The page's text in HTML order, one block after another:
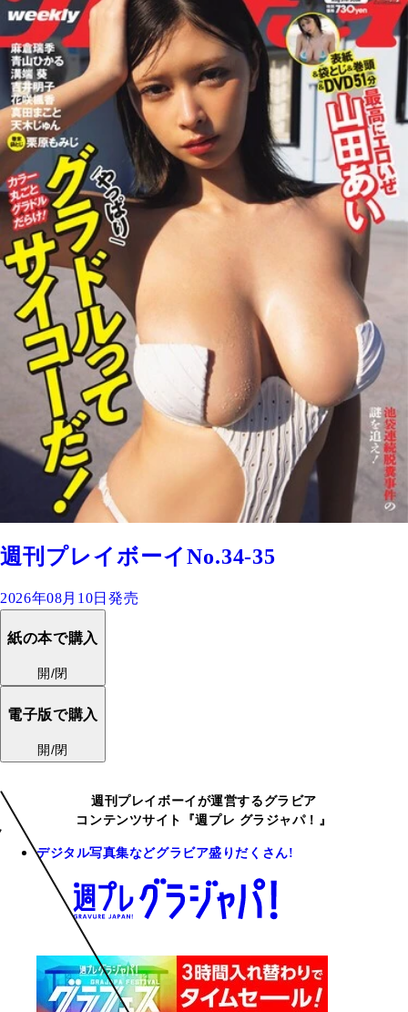
週刊プレイボーイNo.34-35
2026年08月10日発売
紙の本で購入
開/閉
電子版で購入
開/閉
週刊プレイボーイが運営するグラビア
コンテンツサイト『週プレ グラジャパ！』
デジタル写真集などグラビア盛りだくさん!